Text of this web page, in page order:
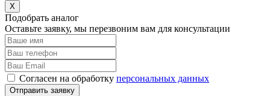
X
Подобрать аналог
Оставьте заявку, мы перезвоним вам для консультации
Согласен на обработку персональных данных
Отправить заявку